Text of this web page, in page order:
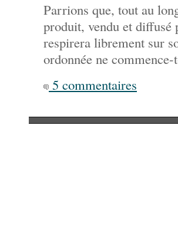
Parrions que, tout au
produit, vendu et diffusé
respirera librement sur
ordonnée ne
5 commentaires